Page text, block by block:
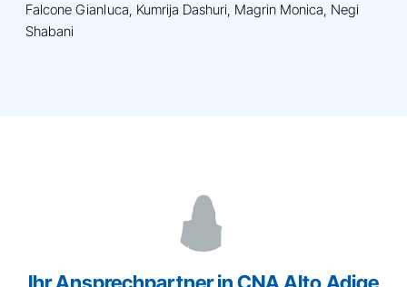
Falcone Gianluca, Kumrija Dashuri, Magrin Monica, Negi
Shabani
Ihr Ansprechpartner in CNA Alto Adige